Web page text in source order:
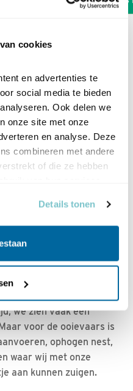
cookies
en advertenties te
social media te bieden
Ook delen we
onze site met onze
en analyse. Deze
combineren met andere
of die ze hebben
Details tonen
|
we zien vaak één
voor de ooievaars is
ophogen nest,
waar wij met onze
aan kunnen zuigen.